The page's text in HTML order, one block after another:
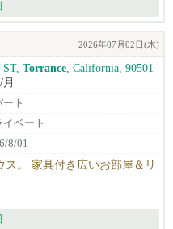
2026年07月02日(木)
Torrance , California, 90501
/月
ート
イベート
8/01
ス。 家具付き広いお部屋＆リ